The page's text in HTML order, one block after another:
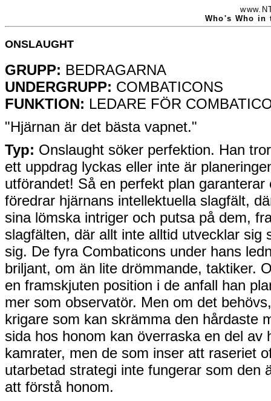
Who's Who in
ONSLAUGHT
GRUPP: BEDRAGARNA
UNDERGRUPP: COMBATICONS
FUNKTION: LEDARE FÖR
"Hjärnan är det bästa vapnet."
Typ: Onslaught söker perfektion. Han
ett uppdrag lyckas eller inte är
utförandet! Så en perfekt plan garanterar
föredrar hjärnans intellektuella slagfält,
sina lömska intriger och putsa på dem,
slagfälten, där allt inte alltid utvecklar sig
sig. De fyra Combaticons under hans
briljant, om än lite drömmande, taktiker.
en framskjuten position i de anfall han
mer som observatör. Men om det
krigare som kan skrämma den hårdaste
sida hos honom kan överraska en del av
kamrater, men de som inser att raseriet
utarbetad strategi inte fungerar som den
att förstå honom.